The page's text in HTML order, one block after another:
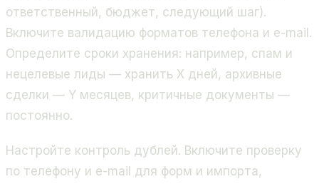
ответственный, бюджет, следующий шаг).
Включите валидацию форматов телефона и e-mail.
Определите сроки хранения: например, спам и
нецелевые лиды — хранить X дней, архивные
сделки — Y месяцев, критичные документы —
постоянно.
Настройте контроль дублей. Включите проверку
по телефону и e-mail для форм и импорта,